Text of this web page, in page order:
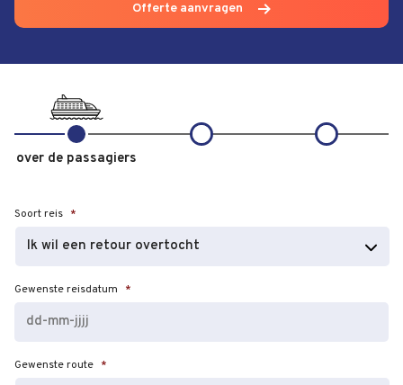
Offerte aanvragen
over de passagiers
Soort reis *
Gewenste reisdatum *
dash
Gewenste route *